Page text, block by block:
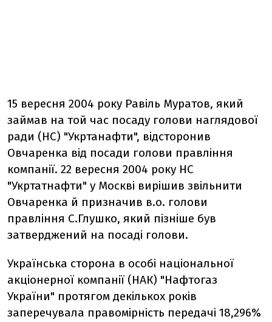
15 вересня 2004 року Равіль Муратов, який
займав на той час посаду голови наглядової
ради (НС) "Укртанафти", відсторонив
Овчаренка від посади голови правління
компанії. 22 вересня 2004 року НС
"Укртатнафти" у Москві вирішив звільнити
Овчаренка й призначив в.о. голови
правління С.Глушко, який пізніше був
затверджений на посаді голови.
Українська сторона в особі національної
акціонерної компанії (НАК) "Нафтогаз
України" протягом декількох років
заперечувала правомірність передачі 18,296%